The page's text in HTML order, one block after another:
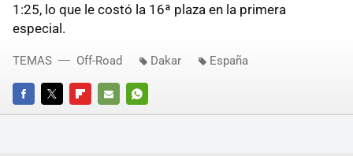
1:25, lo que le costó la 16ª plaza en la primera
especial.
FACEBOOKTWITTERFLIPBOARD
E-
WHATSAPP
TEMAS Off-Road Dakar España